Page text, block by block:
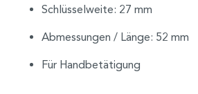
Schlüsselweite: 27 mm
Abmessungen / Länge: 52 mm
Für Handbetätigung